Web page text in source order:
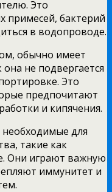
Это
примесей, бактерий
в водопроводе.
обычно имеет
не подвергается
Это
предпочитают
и кипячения.
для
такие как
Они играют важную
иммунитет и